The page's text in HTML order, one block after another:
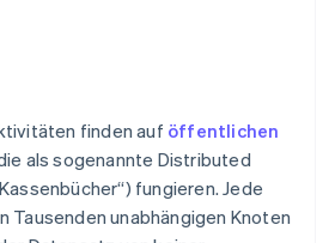
finden auf öffentlichen
als sogenannte Distributed
fungieren. Jede
Tausenden unabhängigen Knoten